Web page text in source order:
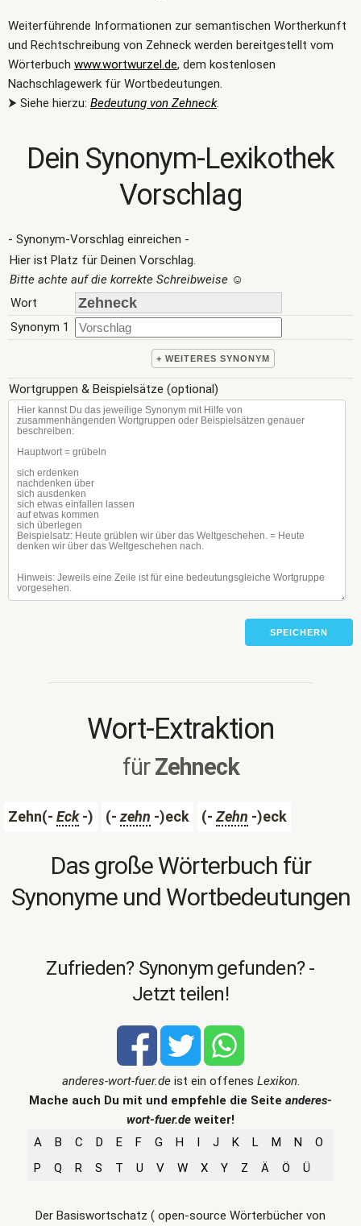
Weiterführende Informationen zur semantischen Wortherkunft
und Rechtschreibung von Zehneck werden bereitgestellt vom
Wörterbuch www.wortwurzel.de, dem kostenlosen
Nachschlagewerk für Wortbedeutungen.
⮞ Siehe hierzu: Bedeutung von Zehneck.
Dein Synonym-Lexikothek
Vorschlag
- Synonym-Vorschlag einreichen -
Hier ist Platz für Deinen Vorschlag.
Bitte achte auf die korrekte Schreibweise ☺
Wort
Synonym 1
+ WEITERES SYNONYM
Wortgruppen & Beispielsätze (optional)
SPEICHERN
Wort-Extraktion
fürZehneck
Zehn(- Eck-) (- zehn -)eck (- Zehn -)eck
Das große Wörterbuch für
Synonyme und Wortbedeutungen
Zufrieden? Synonym gefunden? -
Jetzt teilen!
anderes-wort-fuer.deist ein offenes Lexikon.
Mache auch Du mit und empfehle die Seite anderes-
wort-fuer.de weiter!
A
B C D E F G H I J K L M N
O
P
Q R S T U V W X Y Z Ä Ö Ü
Der Basiswortschatz ( open-source Wörterbücher von